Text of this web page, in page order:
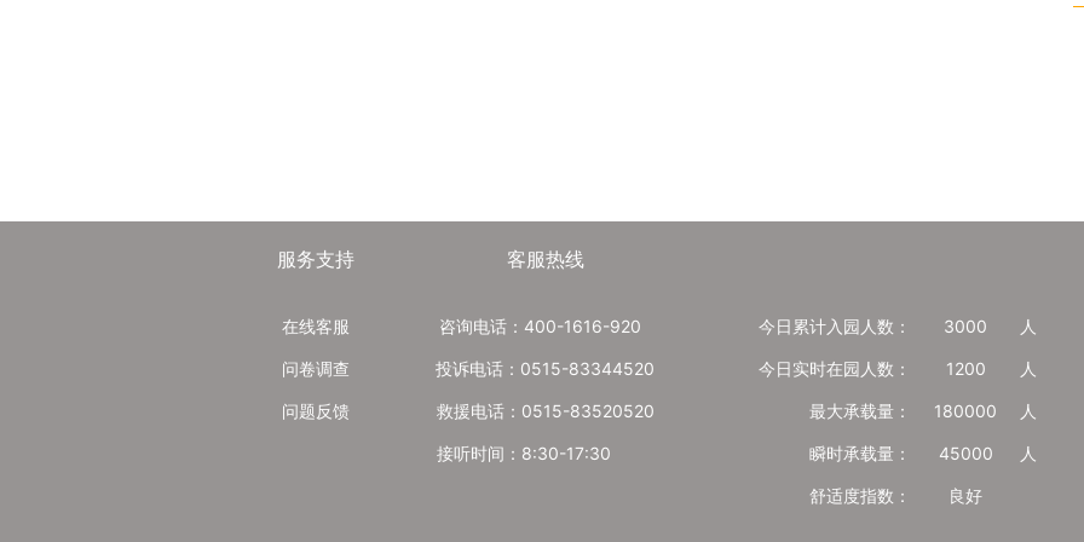
服务支持
在线客服
问卷调查
问题反馈
客服热线
咨询电话：400-1616-920
投诉电话：0515-83344520
救援电话：0515-83520520
接听时间：8:30-17:30
今日累计入园人数： 3000 人
今日实时在园人数： 1200 人
最大承载量： 180000 人
瞬时承载量： 45000 人
舒适度指数： 良好